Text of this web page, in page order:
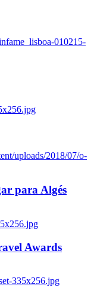
010215-
uploads/2018/07/o-
para Algés
Awards
335x256.jpg